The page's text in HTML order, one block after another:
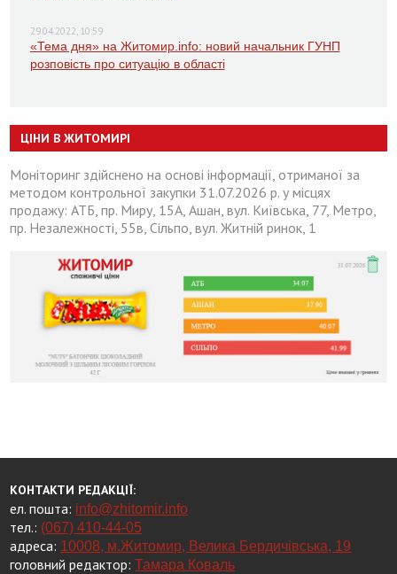
29.04.2022, 10:59
«Тема дня» на Житомир.info: новий начальник ГУНП
розповість про ситуацію в області
ЦІНИ В ЖИТОМИРІ
Моніторинг здійснено на основі інформації, отриманої за
методом контрольної закупки 31.07.2026 р. у місцях
продажу: АТБ, пр. Миру, 15А, Ашан, вул. Київська, 77, Метро,
пр. Незалежності, 55в, Сільпо, вул. Житній ринок, 1
КОНТАКТИ РЕДАКЦІЇ:
ел. пошта: info@zhitomir.info
тел.: (067) 410-44-05
адреса: 10008, м.Житомир, Велика Бердичівська, 19
головний редактор:Тамара Коваль